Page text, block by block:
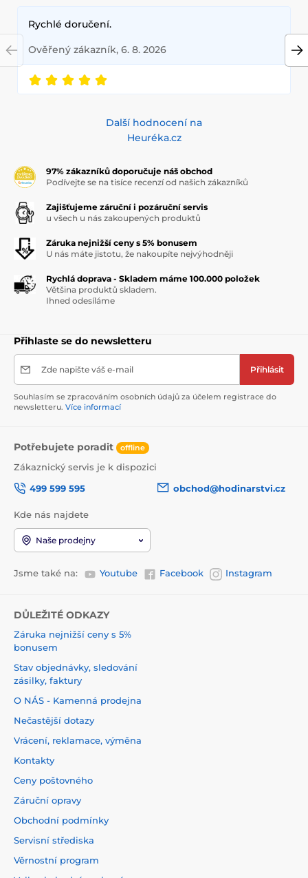
Rychlé doručení.
Ověřený zákazník, 6. 8. 2026
Další hodnocení na
Heuréka.cz
97% zákazníků doporučuje náš obchod
Podívejte se na tisíce recenzí od našich zákazníků
Zajišťujeme záruční i pozáruční servis
u všech u nás zakoupených produktů
Záruka nejnižší ceny s 5% bonusem
U nás máte jistotu, že nakoupíte nejvýhodněji
Rychlá doprava - Skladem máme 100.000 položek
Většina produktů skladem.
Ihned odesíláme
Přihlaste se do newsletteru
Zde napište váš e-mail Přihlásit
Souhlasím se zpracováním osobních údajů za účelem registrace do
newsletteru. Více informací
Potřebujete poradit offline
Zákaznický servis je k dispozici
499 599 595
obchod@hodinarstvi.cz
Kde nás najdete
Naše prodejny
Jsme také na: Youtube Facebook Instagram
DŮLEŽITÉ ODKAZY
Záruka nejnižší ceny s 5%
bonusem
Stav objednávky, sledování
zásilky, faktury
O NÁS - Kamenná prodejna
Nečastější dotazy
Vrácení, reklamace, výměna
Kontakty
Ceny poštovného
Záruční opravy
Obchodní podmínky
Servisní střediska
Věrnostní program